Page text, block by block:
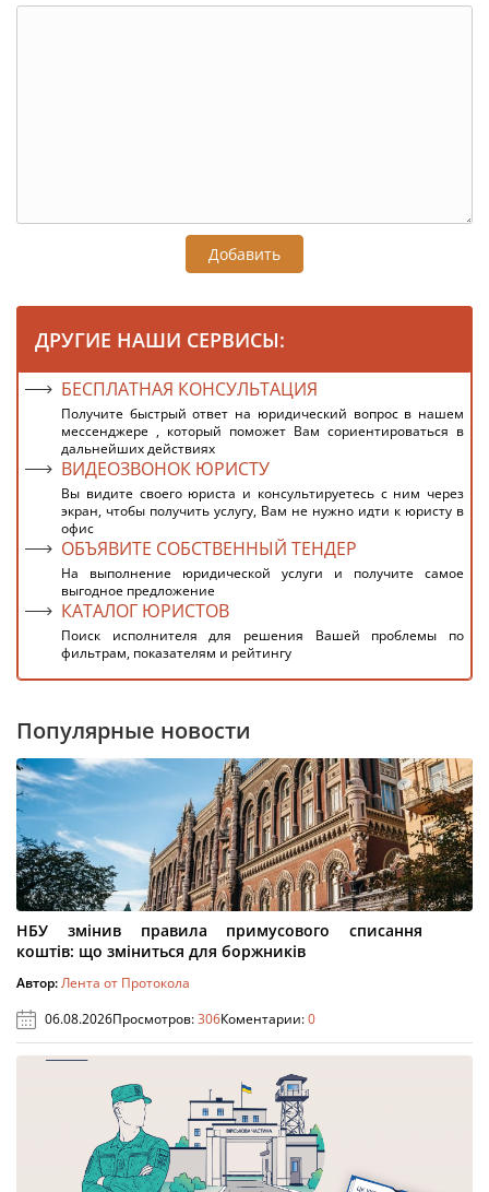
Добавить
ДРУГИЕ НАШИ СЕРВИСЫ:
БЕСПЛАТНАЯ КОНСУЛЬТАЦИЯ
Получите быстрый ответ на юридический вопрос в нашем
мессенджере , который поможет Вам сориентироваться в
дальнейших действиях
ВИДЕОЗВОНОК ЮРИСТУ
Вы видите своего юриста и консультируетесь с ним через
экран, чтобы получить услугу, Вам не нужно идти к юристу в
офис
ОБЪЯВИТЕ СОБСТВЕННЫЙ ТЕНДЕР
На выполнение юридической услуги и получите самое
выгодное предложение
КАТАЛОГ ЮРИСТОВ
Поиск исполнителя для решения Вашей проблемы по
фильтрам, показателям и рейтингу
Популярные новости
НБУ змінив правила примусового списання
коштів: що зміниться для боржників
Автор:Лента от Протокола
06.08.2026Просмотров:306Коментарии:0